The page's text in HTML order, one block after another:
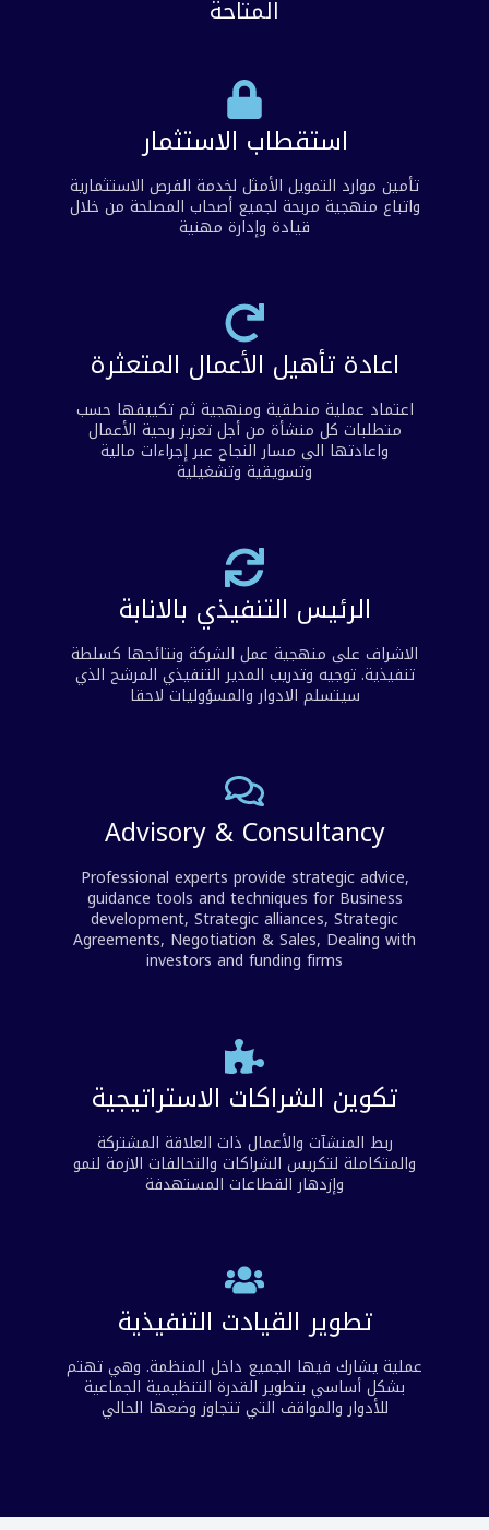
المتاحة
استقطاب الاستثمار
تأمين موارد التمويل الأمثل لخدمة الفرص الاستثمارية
واتباع منهجية مربحة لجميع أصحاب المصلحة من خلال
قيادة وإدارة مهنية
اعادة تأهيل الأعمال المتعثرة
اعتماد عملية منطقية ومنهجية ثم تكييفها حسب
متطلبات كل منشأة من أجل تعزيز ربحية الأعمال
واعادتها الى مسار النجاح عبر إجراءات مالية
وتسويقية وتشغيلية
الرئيس التنفيذي بالانابة
الاشراف على منهجية عمل الشركة ونتائجها كسلطة
تنفيذية. توجيه وتدريب المدير التنفيذي المرشح الذي
سيتسلم الادوار والمسؤوليات لاحقا
Advisory & Consultancy
Professional experts provide strategic advice,
guidance tools and techniques for Business
development, Strategic alliances, Strategic
Agreements, Negotiation & Sales, Dealing with
investors and funding firms
تكوين الشراكات الاستراتيجية
ربط المنشآت والأعمال ذات العلاقة المشتركة
والمتكاملة لتكريس الشراكات والتحالفات الازمة لنمو
وإزدهار القطاعات المستهدفة
تطوير القيادت التنفيذية
عملية يشارك فيها الجميع داخل المنظمة. وهي تهتم
بشكل أساسي بتطوير القدرة التنظيمية الجماعية
للأدوار والمواقف التي تتجاوز وضعها الحالي